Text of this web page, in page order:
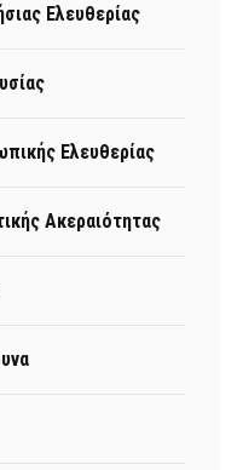
Ελευθερίας
Ελευθερίας
Ακεραιότητας